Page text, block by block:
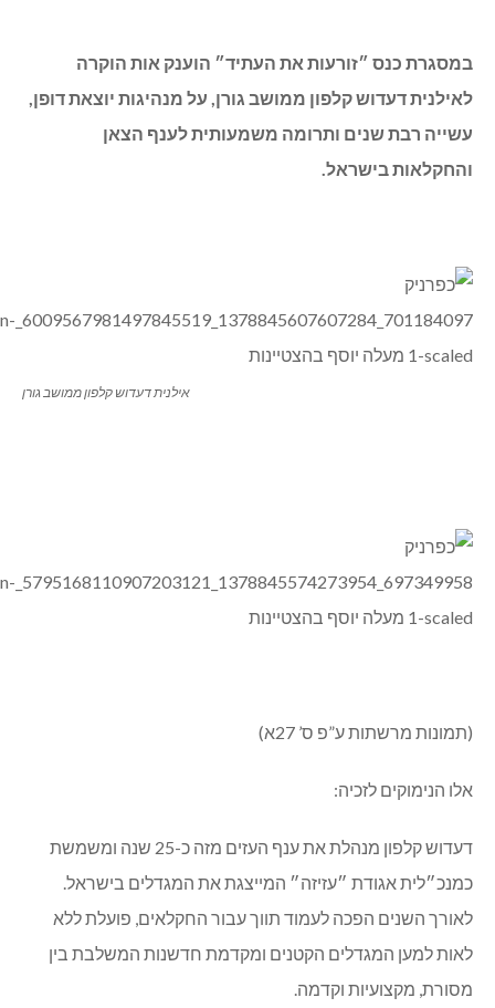
במסגרת כנס ״זורעות את העתיד״ הוענק אות הוקרה
לאילנית דעדוש קלפון ממושב גורן, על מנהיגות יוצאת דופן,
עשייה רבת שנים ותרומה משמעותית לענף הצאן
והחקלאות בישראל.
אילנית דעדוש קלפון ממושב גורן
(תמונות מרשתות ע”פ ס’ 27א)
אלו הנימוקים לזכיה:
דעדוש קלפון מנהלת את ענף העזים מזה כ-25 שנה ומשמשת
כמנכ״לית אגודת ״עזיזה״ המייצגת את המגדלים בישראל.
לאורך השנים הפכה לעמוד תווך עבור החקלאים, פועלת ללא
לאות למען המגדלים הקטנים ומקדמת חדשנות המשלבת בין
מסורת, מקצועיות וקדמה.